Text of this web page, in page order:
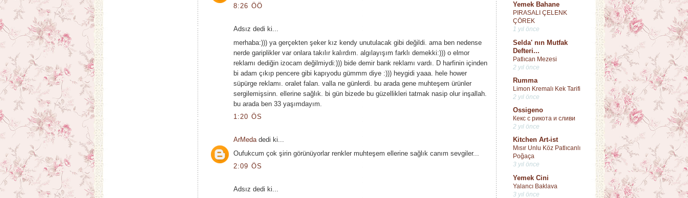
Yemek Bahane
PIRASALI ÇELENK
ÇÖREK
1 yıl önce
Selda' nın Mutfak
Defteri...
Patlıcan Mezesi
2 yıl önce
Rumma
Limon Kremalı Kek Tarifi
2 yıl önce
Ossigeno
Кекс с рикота и сливи
2 yıl önce
Kitchen Art-ist
Mısır Unlu Köz Patlıcanlı
Poğaça
3 yıl önce
Yemek Cini
Yalancı Baklava
3 yıl önce
8:26 ÖÖ
Adsız dedi ki...
merhaba:))) ya gerçekten şeker kız kendy unutulacak gibi değildi. ama ben nedense
nerde gariplikler var onlara takılır kalırdım. algılayışım farklı demekki:))) o elmor
reklamı dediğin izocam değilmiydi:))) bide demir bank reklamı vardı. D harfinin içinden
bi adam çıkıp pencere gibi kapıyodu gümmm diye :))) heygidi yaaa. hele hower
süpürge reklamı. oralet falan. valla ne günlerdi. bu arada gene muhteşem ürünler
sergilemişsinn. ellerine sağlık. bi gün bizede bu güzellikleri tatmak nasip olur inşallah.
bu arada ben 33 yaşımdayım.
1:20 ÖS
ArMedadedi ki...
Oufukcum çok şirin görünüyorlar renkler muhteşem ellerine sağlık canım sevgiler...
2:09 ÖS
Adsız dedi ki...